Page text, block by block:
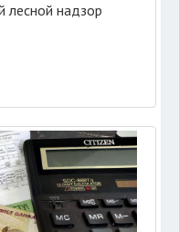
лесной надзор